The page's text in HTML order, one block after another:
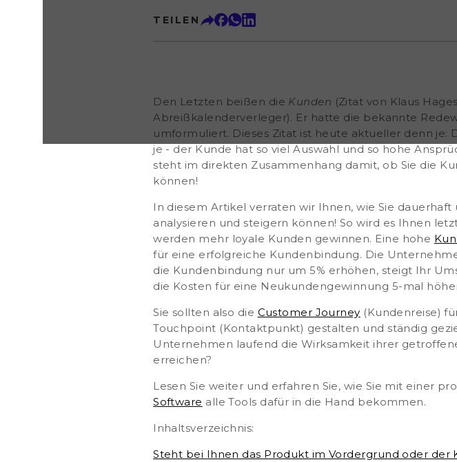
Dieses Zitat ist heute aktueller denn je: Die Konkurrenz ist durch die
Globalisierung größer denn je - der Kunde hat so viel Auswahl und so hohe
erzielen und Sie werden mehr loyale Kunden gewinnen. Eine hohe
Kundenzufriedenheit ist schließlich die Grundvoraussetzung für eine
erfolgreiche Kundenbindung. Die Unternehmensberatung Bain &amp;
Company hat errechnet: Wenn Sie die Kundenbindung nur um 5% erhöhen,
steigt Ihr Umsatz je nach Branche um bis zu
TEILEN
Den Letzten beißen die Kunden (Zitat von Klaus
Abreißkalenderverleger). Er hatte die bekannte
umformuliert. Dieses Zitat ist heute aktueller denn je:
je - der Kunde hat so viel Auswahl und so hohe
steht im direkten Zusammenhang damit, ob Sie die
können!
In diesem Artikel verraten wir Ihnen, wie Sie
analysieren und steigern können! So wird es Ihnen
werden mehr loyale Kunden gewinnen. Eine hohe
für eine erfolgreiche Kundenbindung. Die
die Kundenbindung nur um 5% erhöhen, steigt Ihr
die Kosten für eine Neukundengewinnung 5-mal
Sie sollten also die Customer Journey (Kundenreise)
Touchpoint (Kontaktpunkt) gestalten und ständig
Unternehmen laufend die Wirksamkeit ihrer
erreichen?
Lesen Sie weiter und erfahren Sie, wie Sie mit einer
Software alle Tools dafür in die Hand bekommen.
Inhaltsverzeichnis:
Steht bei Ihnen das Produkt im Vordergrund oder der